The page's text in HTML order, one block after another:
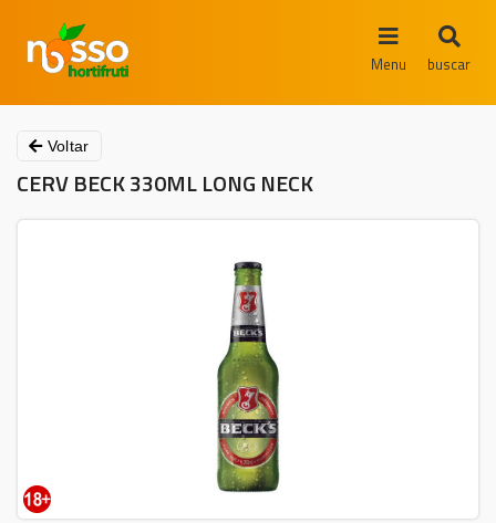
Menu buscar
Voltar
CERV BECK 330ML LONG NECK